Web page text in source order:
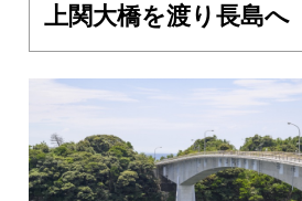
上関大橋を渡り長島へ